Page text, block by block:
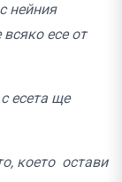
нейния
есе от
есета ще
което остави